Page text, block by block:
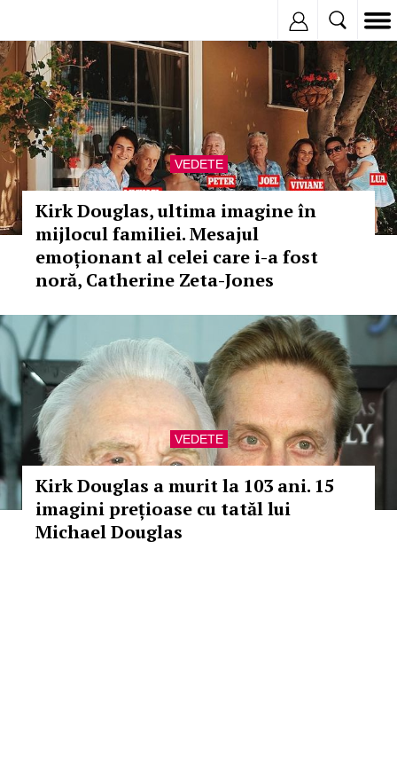
VEDETE
Kirk Douglas, ultima imagine în
mijlocul familiei. Mesajul
emoționant al celei care i-a fost
noră, Catherine Zeta-Jones
VEDETE
Kirk Douglas a murit la 103 ani. 15
imagini prețioase cu tatăl lui
Michael Douglas